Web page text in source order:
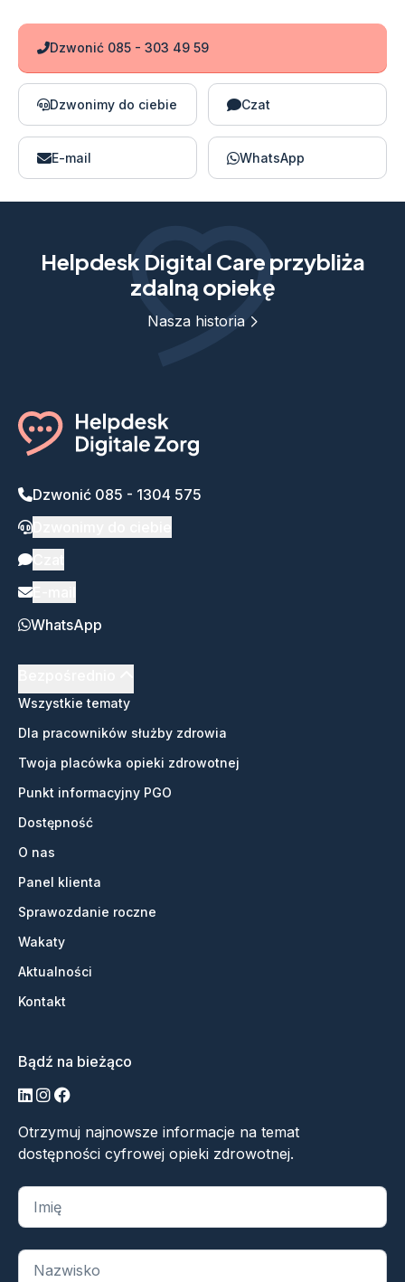
Dzwonić 085 - 303 49 59
Dzwonimy do ciebie Czat
E-mail WhatsApp
Helpdesk Digital Care przybliża
zdalną opiekę
Nasza historia
Dzwonić 085 - 1304 575
WhatsApp
Wszystkie tematy
Dla pracowników służby zdrowia
Twoja placówka opieki zdrowotnej
Punkt informacyjny PGO
Dostępność
O nas
Panel klienta
Sprawozdanie roczne
Wakaty
Aktualności
Kontakt
Bądź na bieżąco
LinkedIn
Instagram
Facebook
Otrzymuj najnowsze informacje na temat
dostępności cyfrowej opieki zdrowotnej.
„*” oznacza wymagane pola